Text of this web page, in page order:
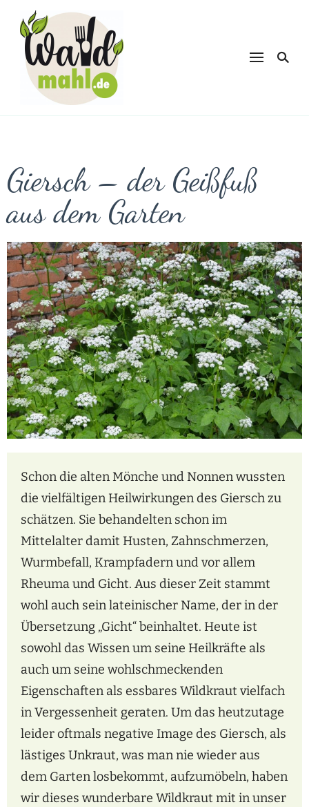
Schnabulieren, was die Natur einem
Giersch – der Geißfuß
aus dem Garten
Schon die alten Mönche und Nonnen wussten
die vielfältigen Heilwirkungen des Giersch zu
schätzen. Sie behandelten schon im
Mittelalter damit Husten, Zahnschmerzen,
Wurmbefall, Krampfadern und vor allem
Rheuma und Gicht. Aus dieser Zeit stammt
wohl auch sein lateinischer Name, der in der
Übersetzung „Gicht“ beinhaltet. Heute ist
sowohl das Wissen um seine Heilkräfte als
auch um seine wohlschmeckenden
Eigenschaften als essbares Wildkraut vielfach
in Vergessenheit geraten. Um das heutzutage
leider oftmals negative Image des Giersch, als
lästiges Unkraut, was man nie wieder aus
dem Garten losbekommt, aufzumöbeln, haben
wir dieses wunderbare Wildkraut mit in unser